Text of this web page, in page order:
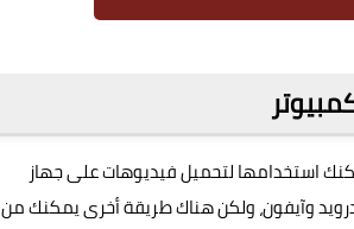
استخدامها لتحميل فيديوهات على جهاز
وآيفون، ولكن هناك طريقة أخرى يمكنك من